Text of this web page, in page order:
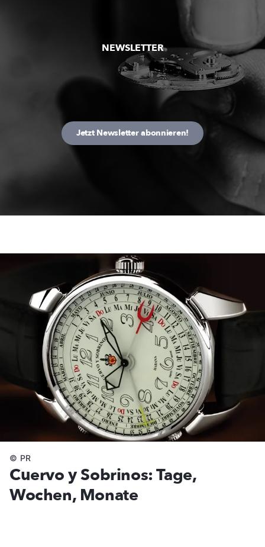
NEWSLETTER
Jetzt Newsletter abonnieren!
Cuervo y Sobrinos: Tage,
Wochen, Monate
© PR